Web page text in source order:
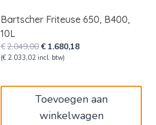
Bartscher Friteuse 650, B400,
10L
€2.049,00Oorspronkelijke
prijs
€ 1.680,18Huidige
(€ 2.033,02 incl. btw)
Toevoegen aan
winkelwagen